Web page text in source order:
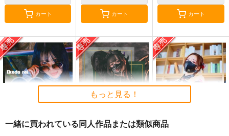
カート カート カート
もっと見る！
一緒に買われている同人作品または類似商品